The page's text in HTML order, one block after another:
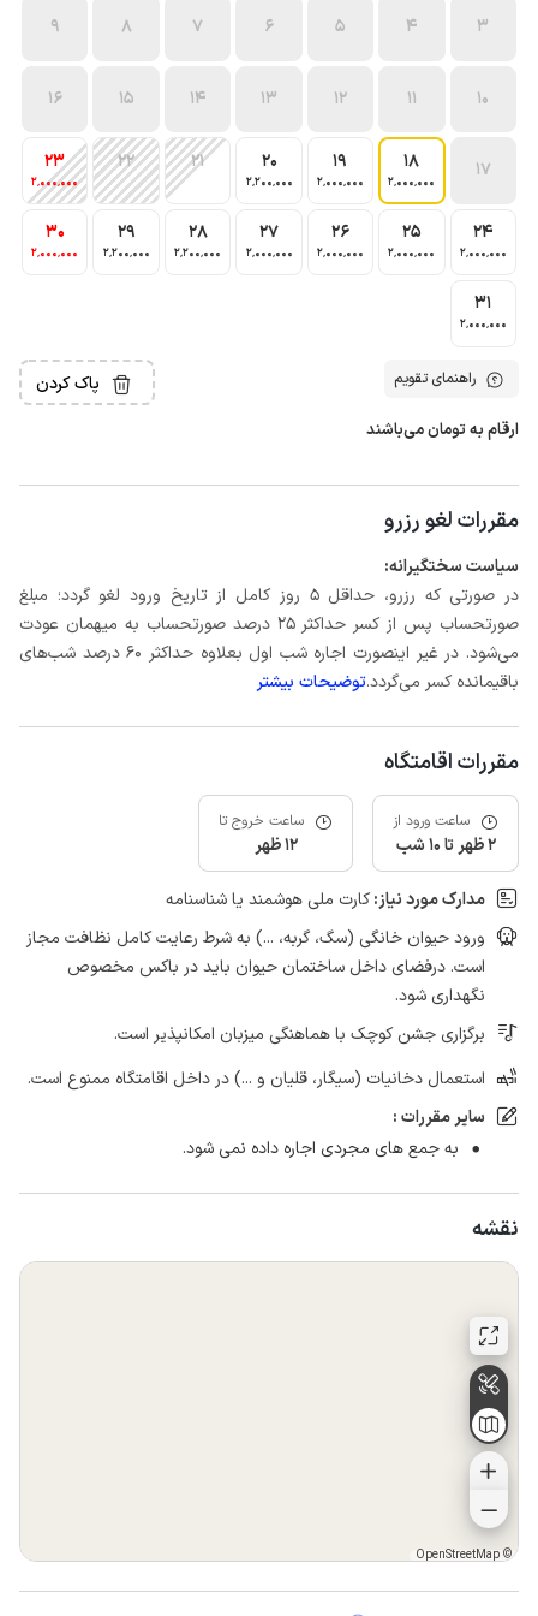
3
4
5
6
7
8
9
10
11
12
13
14
15
16
17
18
2٬000٬000
19
2٬000٬000
20
2٬200٬000
21
22
23
2٬000٬000
24
2٬000٬000
25
2٬000٬000
26
2٬000٬000
27
2٬000٬000
28
2٬200٬000
29
2٬200٬000
30
2٬000٬000
31
2٬000٬000
راهنمای تقویم پاک کردن
ارقام به تومان می‌باشند
مقررات لغو رزرو
سیاست سختگیرانه:
در صورتی که رزرو، حداقل 5 روز کامل از تاریخ ورود لغو گردد؛ مبلغ
صورتحساب پس از کسر حداکثر 25 درصد صورتحساب به میهمان عودت
می‌شود. در غیر اینصورت اجاره شب اول بعلاوه حداکثر 60 درصد شب‌های
باقیمانده کسر می‌گردد.توضیحات بیشتر
مقررات اقامتگاه
ساعت ورود از
2 ظهر تا 10 شب
ساعت خروج تا
12 ظهر
مدارک مورد نیاز:کارت ملی هوشمند یا شناسنامه
ورود حیوان خانگی (سگ، گربه، ...) به شرط رعایت کامل نظافت مجاز
است. درفضای داخل ساختمان حیوان باید در باکس مخصوص
نگهداری شود.
برگزاری جشن کوچک با هماهنگی میزبان امکانپذیر است.
استعمال دخانیات (سیگار، قلیان و ...) در داخل اقامتگاه ممنوع است.
سایر مقررات :
به جمع های مجردی اجاره داده نمی شود.
نقشه
©
OpenStreetMap